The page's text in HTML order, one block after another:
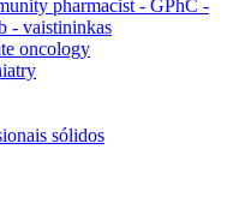
pharmacist - GPhC -
- vaistininkas
oncology
sólidos